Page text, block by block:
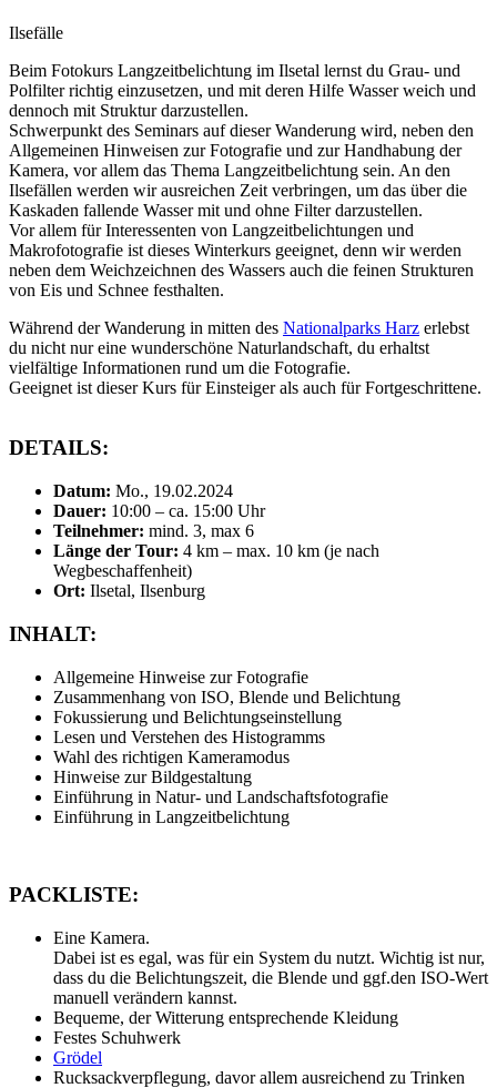
Ilsefälle
Beim Fotokurs Langzeitbelichtung im Ilsetal lernst du Grau- und
Polfilter richtig einzusetzen, und mit deren Hilfe Wasser weich und
dennoch mit Struktur darzustellen.
Schwerpunkt des Seminars auf dieser Wanderung wird, neben den
Allgemeinen Hinweisen zur Fotografie und zur Handhabung der
Kamera, vor allem das Thema Langzeitbelichtung sein. An den
Ilsefällen werden wir ausreichen Zeit verbringen, um das über die
Kaskaden fallende Wasser mit und ohne Filter darzustellen.
Vor allem für Interessenten von Langzeitbelichtungen und
Makrofotografie ist dieses Winterkurs geeignet, denn wir werden
neben dem Weichzeichnen des Wassers auch die feinen Strukturen
von Eis und Schnee festhalten.
Während der Wanderung in mitten des Nationalparks Harz erlebst
du nicht nur eine wunderschöne Naturlandschaft, du erhaltst
vielfältige Informationen rund um die Fotografie.
Geeignet ist dieser Kurs für Einsteiger als auch für Fortgeschrittene.
DETAILS:
Datum: Mo., 19.02.2024
Dauer: 10:00 – ca. 15:00 Uhr
Teilnehmer: mind. 3, max 6
Länge der Tour: 4 km – max. 10 km (je nach
Wegbeschaffenheit)
Ort: Ilsetal, Ilsenburg
INHALT:
Allgemeine Hinweise zur Fotografie
Zusammenhang von ISO, Blende und Belichtung
Fokussierung und Belichtungseinstellung
Lesen und Verstehen des Histogramms
Wahl des richtigen Kameramodus
Hinweise zur Bildgestaltung
Einführung in Natur- und Landschaftsfotografie
Einführung in Langzeitbelichtung
PACKLISTE:
Eine Kamera.
Dabei ist es egal, was für ein System du nutzt. Wichtig ist nur,
dass du die Belichtungszeit, die Blende und ggf.den ISO-Wert
manuell verändern kannst.
Bequeme, der Witterung entsprechende Kleidung
Festes Schuhwerk
Grödel
Rucksackverpflegung, davor allem ausreichend zu Trinken